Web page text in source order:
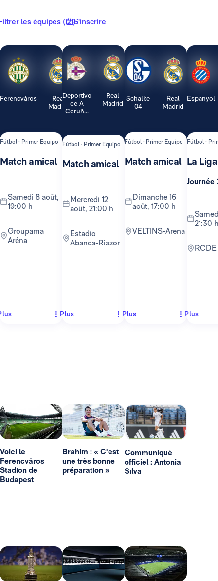
les équipes ( 2 )S'inscrire
Ferencváros
Real
Madrid
Fútbol · Primer Equipo
Match amical
samedi 8 août,
19:00 h
Groupama
Aréna
Deportivo
de A
Coruñ...
Real
Madrid
Fútbol · Primer Equipo
Match amical
mercredi 12
août, 21:00 h
Estadio
Abanca-Riazor
Plus
Schalke
04
Real
Madrid
Fútbol · Primer Equipo
Match amical
dimanche 16
août, 17:00 h
VELTINS-Arena
Plus
Espanyol
Fútbol ·
La Liga
Journée
samedi 22 août,
21:30 h
Plus
Voici le
Ferencváros
Stadion de
Budapest
Brahim : « C'est
une très bonne
préparation »
Communiqué
officiel : Antonia
Silva